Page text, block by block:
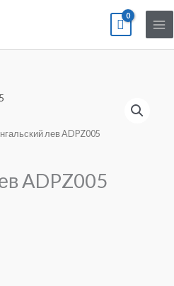
лев ADPZ005
ADPZ005